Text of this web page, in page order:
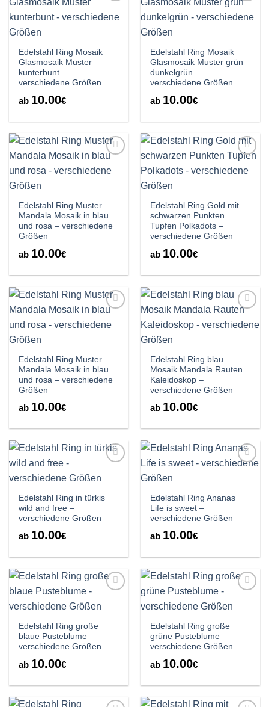
Wunschliste
Edelstahl Ring Mosaik
Glasmosaik Muster
kunterbunt –
verschiedene Größen
ab 10.00€
Wunschliste
Edelstahl Ring Mosaik
Glasmosaik Muster grün
dunkelgrün –
verschiedene Größen
ab 10.00€
Wunschliste
Edelstahl Ring Muster
Mandala Mosaik in blau
und rosa – verschiedene
Größen
ab 10.00€
Wunschliste
Edelstahl Ring Gold mit
schwarzen Punkten
Tupfen Polkadots –
verschiedene Größen
ab 10.00€
Wunschliste
Edelstahl Ring Muster
Mandala Mosaik in blau
und rosa – verschiedene
Größen
ab 10.00€
Wunschliste
Edelstahl Ring blau
Mosaik Mandala Rauten
Kaleidoskop –
verschiedene Größen
ab 10.00€
Wunschliste
Edelstahl Ring in türkis
wild and free –
verschiedene Größen
ab 10.00€
Edelstahl Ring Ananas
Life is sweet –
verschiedene Größen
ab 10.00€
Wunschliste
Edelstahl Ring große
blaue Pusteblume –
verschiedene Größen
ab 10.00€
Wunschliste
Edelstahl Ring große
grüne Pusteblume –
verschiedene Größen
ab 10.00€